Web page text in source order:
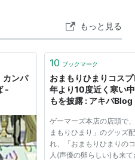
クス ドラゴンJr. 101-2)
もっと見る
カンパ
-
10 ブックマーク
おまもりひまりコス
年より10度近く寒い
もを披露 : アキバBlog
ゲーマーズ本店の店頭で
まもりひまり」のグッズ
れ、「おまもりひまりの
人(声優の卵らしい)も来